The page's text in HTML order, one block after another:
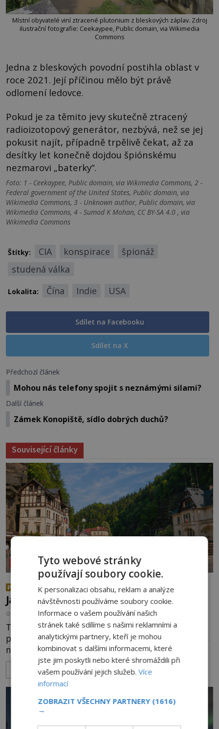
Místní obyvatelé viní ztracené plutonium z bleskových záplav. Zdroj
ilustrační fotografie: Ceekaypee, Public domain, via Wikimedia
Commons
Jedna z bleskových povodní postihla oblast v
roce 2021. Její příčinou mělo být právě
odlomení ledovce.
Pokud je za těmito jevy skutečně ztracený
radioizotopový generátor, nezbývá, než se jej
pokusit najít, případně trpělivě čekat, až za
desítky let konečně dojdou špiónskému
nezmarovi „baterky“.
Foto: 1 - Ceekaypee, Public domain, via Wikimedia Commons, 2 -
Federal government of the United States, Public domain, via
Wikimedia Commons, 3 - Unknown author, Public domain, via
Wikimedia Commons, 4 - Sumod K Mohan, CC BY-SA 4.0 , via
Wikimedia Commons
Štítky: CIA konspirace
špionáž
studená válka
Lokalita: Čína Indie USA
Sdílet na Facebooku
Sdílet na X
Předchozí článek
Mohou nás telefony spojit s neznámými silami?
Další článek
Zámek Konopiště, sídlo dobrých duchů?
Související články
NEOBJASNĚNÉ UDÁLOSTI
PREMIUM
Temné události v Hřensku 1987:
Jak zemřeli tři mladí trampové?
OD FILIP APPL 9.8.2026 688
Tři přátelé se v červnu 1987 vydávají na týdenní
putování Českosaským Švýcarskem. Domů se však
nevrátí. O několik měsíců později jsou v
nepřístupných skalách u Hřenska nalezeny jejich
kostry – a s nimi stopy, které se jen obtížně slučují
s nešťastnou náhodou. Zabil mladé trampy
přírodní živel, neznámý útočník, nebo někdo, koho
tehdejší režim nechtěl odhalit? [gallery
ZOBRAZIT VÍCE
Tyto webové stránky
používají soubory cookie.
K personalizaci obsahu, reklam a analýze
návštěvnosti používáme soubory cookie.
Informace o vašem používání našich
stránek také sdílíme s našimi reklamními a
analytickými partnery, kteří je mohou
kombinovat s dalšími informacemi, které
jste jim poskytli nebo které shromáždili při
vašem používání jejich služeb.Více
informací
ZOBRAZIT VŠECHNY PARTNERY (1616)
→